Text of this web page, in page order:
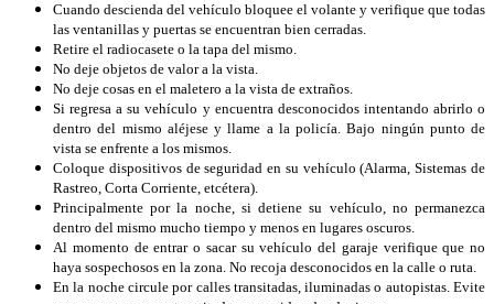
Cuando descienda del vehículo bloquee el volante y verifique que todas
las ventanillas y puertas se encuentran bien cerradas.
Retire el radiocasete o la tapa del mismo.
No deje objetos de valor a la vista.
No deje cosas en el maletero a la vista de extraños.
Si regresa a su vehículo y encuentra desconocidos intentando abrirlo o
dentro del mismo aléjese y llame a la policía. Bajo ningún punto de
vista se enfrente a los mismos.
Coloque dispositivos de seguridad en su vehículo (Alarma, Sistemas de
Rastreo, Corta Corriente, etcétera).
Principalmente por la noche, si detiene su vehículo, no permanezca
dentro del mismo mucho tiempo y menos en lugares oscuros.
Al momento de entrar o sacar su vehículo del garaje verifique que no
haya sospechosos en la zona. No recoja desconocidos en la calle o ruta.
En la noche circule por calles transitadas, iluminadas o autopistas. Evite